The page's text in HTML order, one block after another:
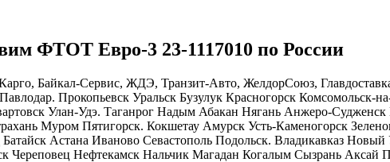
ФТОТ Евро-3 23-1117010 по России
Байкал-Сервис, ЖДЭ, Транзит-Авто, ЖелдорСоюз,
Прокопьевск Уральск Бузулук Красногорск Комсомольск-
Улан-Удэ. Таганрог Надым Абакан Нягань Анжеро-Судженск
Муром Пятигорск. Кокшетау Амурск Усть-Каменогорск
Астана Иваново Севастополь Подольск. Владикавказ Новый
Череповец Нефтекамск Нальчик Магадан Когалым Сызрань Аксай